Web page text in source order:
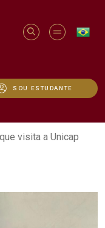
SOU ESTUDANTE
a Unicap -
visita a Unicap